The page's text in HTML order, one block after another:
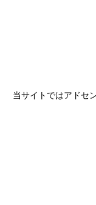
当サイトではアドセ